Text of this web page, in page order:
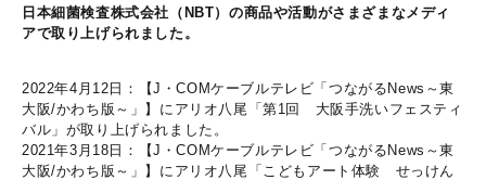
日本細菌検査株式会社（NBT）の商品や活動がさまざまなメディ
アで取り上げられました。
2022年4月12日：【J・COMケーブルテレビ「つながるNews～東
大阪/かわち版～」】にアリオ八尾「第1回 大阪手洗いフェスティ
バル」が取り上げられました。
2021年3月18日：【J・COMケーブルテレビ「つながるNews～東
大阪/かわち版～」】にアリオ八尾「こどもアート体験 せっけん